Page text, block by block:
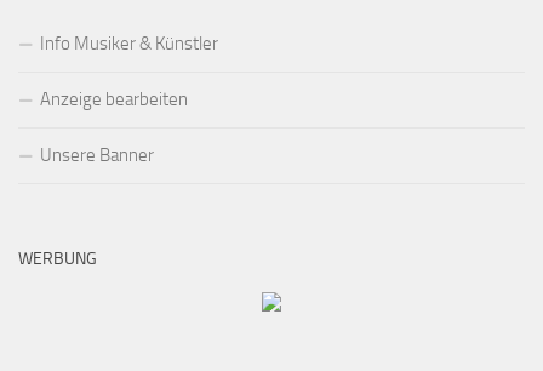
Info Musiker & Künstler
Anzeige bearbeiten
Unsere Banner
WERBUNG